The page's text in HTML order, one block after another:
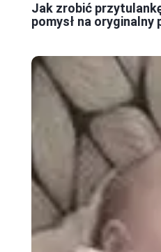
Jak zrobić
pomysł na oryginalny